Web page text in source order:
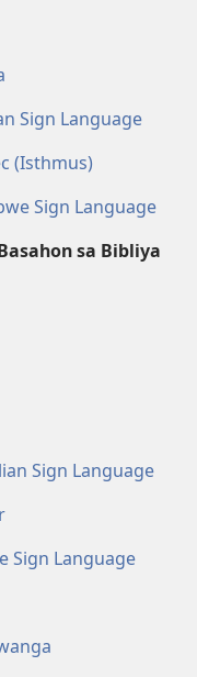
Sign Language
(Isthmus)
Sign Language
sa Bibliya
Sign Language
Sign Language